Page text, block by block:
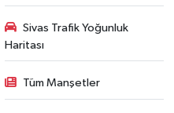
Sivas Trafik Yoğunluk
Haritası
Tüm Manşetler